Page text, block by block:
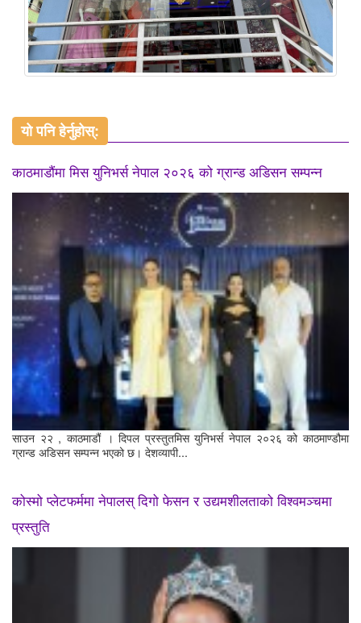
यो पनि हेर्नुहोस्:
काठमाडौंमा मिस युनिभर्स नेपाल २०२६ को ग्रान्ड अडिसन सम्पन्न
साउन २२ , काठमाडौं । दिपल प्रस्तुतमिस युनिभर्स नेपाल २०२६ को काठमाण्डौमा
ग्रान्ड अडिसन सम्पन्न भएको छ। देशव्यापी...
कोस्मो प्लेटफर्ममा नेपालस् दिगो फेसन र उद्यमशीलताको विश्वमञ्चमा
प्रस्तुति